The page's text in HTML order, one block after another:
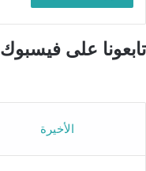
تابعونا على فيسبوك
الأخيرة